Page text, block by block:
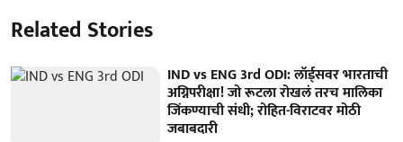
Related Stories
IND vs ENG 3rd ODI: लॉर्ड्सवर भारताची
अग्निपरीक्षा! जो रूटला रोखलं तरच मालिका
जिंकण्याची संधी; रोहित-विराटवर मोठी
जबाबदारी